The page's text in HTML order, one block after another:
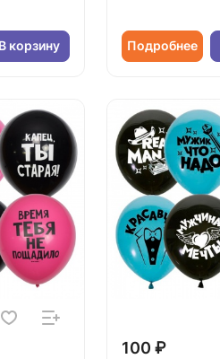
В корзину Подробнее
100 ₽